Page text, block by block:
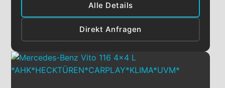
Alle Details
Direkt Anfragen